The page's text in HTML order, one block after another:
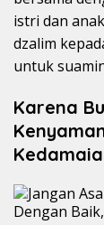
istri dan
dzalim
untuk
Karena